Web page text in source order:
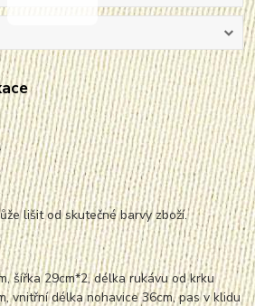
lišit od skutečné barvy zboží.
šířka 29cm*2, délka rukávu od krku
vnitřní délka nohavice 36cm, pas v klidu